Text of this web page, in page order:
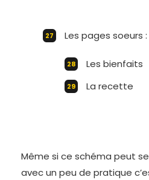
Les pages soeurs :
Les bienfaits
La recette
Même si ce schéma peut
avec un peu de pratique